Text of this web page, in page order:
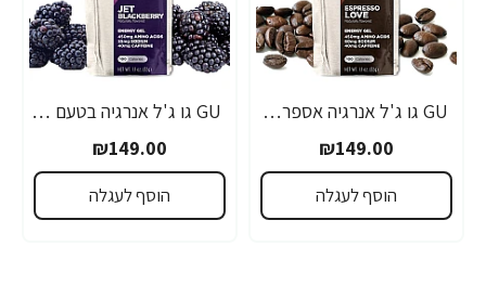
GU גו ג'ל אנרגיה אספרסו 32 גרם - 24 יחידות
₪149.00
הוסף לעגלה
GU גו ג'ל אנרגיה בטעם פטל שחור 32 גרם - 24 יחידות
₪149.00
הוסף לעגלה